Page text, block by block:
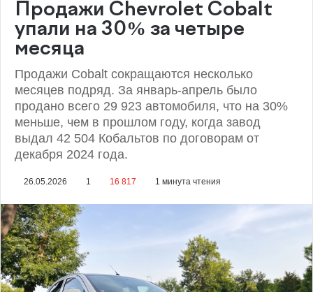
Продажи Chevrolet Cobalt
упали на 30% за четыре
месяца
Продажи Cobalt сокращаются несколько
месяцев подряд. За январь-апрель было
продано всего 29 923 автомобиля, что на 30%
меньше, чем в прошлом году, когда завод
выдал 42 504 Кобальтов по договорам от
декабря 2024 года.
26.05.2026 1 16 817 1 минута чтения